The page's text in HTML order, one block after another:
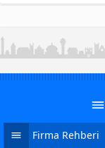
Firma Rehberi